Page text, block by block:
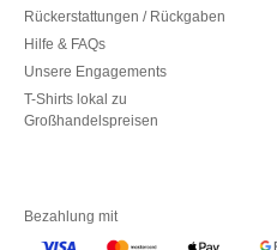
Rückerstattungen / Rückgaben
Hilfe & FAQs
Unsere Engagements
T-Shirts lokal zu
Großhandelspreisen
Bezahlung mit